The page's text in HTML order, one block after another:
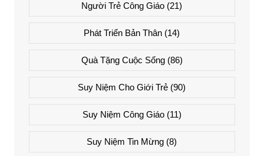
Người Trẻ Công Giáo (21)
Phát Triển Bản Thân (14)
Quà Tặng Cuộc Sống(86)
Suy Niệm Cho Giới Trẻ (90)
Suy Niệm Công Giáo(11)
Suy Niệm Tin Mừng (8)